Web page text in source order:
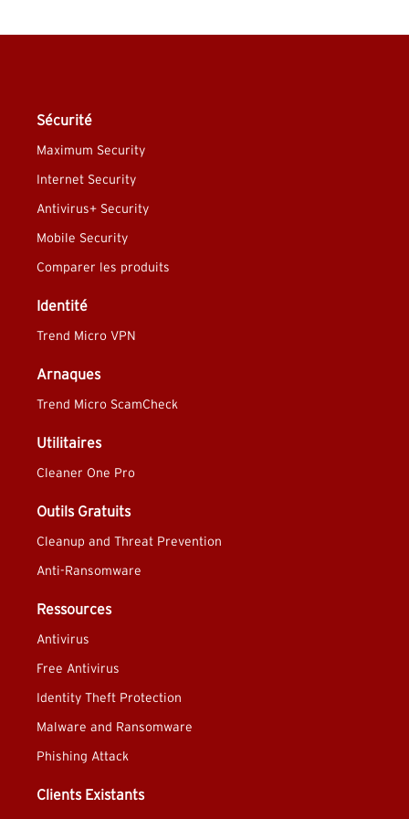
Sécurité
Maximum Security
Internet Security
Antivirus+ Security
Mobile Security
Comparer les produits
Identité
Trend Micro VPN
Arnaques
Trend Micro ScamCheck
Utilitaires
Cleaner One Pro
Outils Gratuits
Cleanup and Threat Prevention
Anti-Ransomware
Ressources
Antivirus
Free Antivirus
Identity Theft Protection
Malware and Ransomware
Phishing Attack
Clients Existants